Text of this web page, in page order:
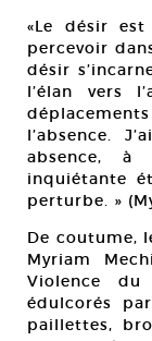
«Le désir
percevoir
désir
l’élan vers
l’absence.
absence, à
inquiétante
perturbe. »
De coutume,
Myriam
Violence
édulcorés
paillettes,